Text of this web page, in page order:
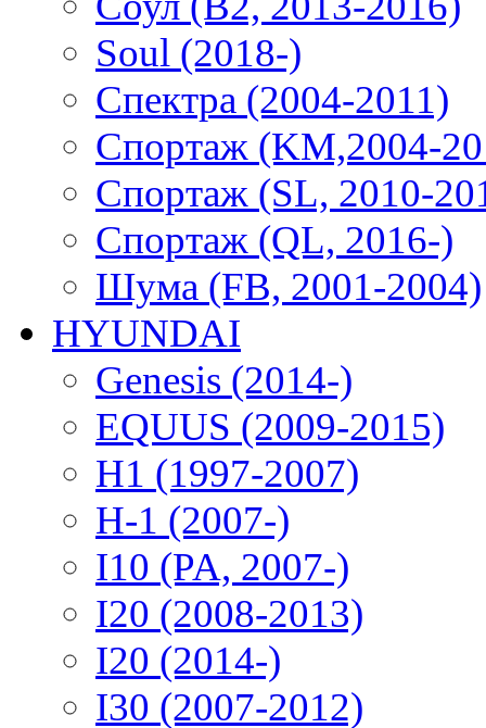
Soul (2018-)
Спектра (2004-2011)
Спортаж (KM,2004-
Спортаж (SL, 2010-
Спортаж (QL, 2016-)
Шума (FB, 2001-2004)
HYUNDAI
Genesis (2014-)
EQUUS (2009-2015)
H1 (1997-2007)
H-1 (2007-)
I10 (PA, 2007-)
I20 (2008-2013)
I20 (2014-)
I30 (2007-2012)